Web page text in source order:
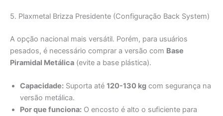
5. Plaxmetal Brizza Presidente (Configuração Back System)
A opção nacional mais versátil. Porém, para usuários
pesados, é necessário comprar a versão com Base
Piramidal Metálica (evite a base plástica).
Capacidade: Suporta até 120-130 kg com segurança na
versão metálica.
Por que funciona: O encosto é alto o suficiente para